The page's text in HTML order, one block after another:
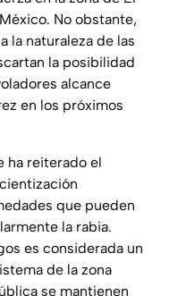
No obstante,
la naturaleza de las
la posibilidad
alcance
en los próximos
ha reiterado el
que pueden
la rabia.
es considerada un
de la zona
se mantienen